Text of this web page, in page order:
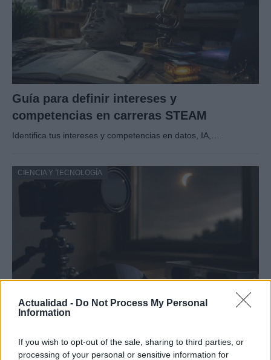
Actualidad - Do Not Process My Personal
Information
If you wish to opt-out of the sale, sharing to third parties, or
processing of your personal or sensitive information for
Guía para definir intereses y
competencias en carreras STEAM
Identifica tus intereses y competencias en datos, IA,…
CIENCIA Y TECNOLOGÍA
Protocolos de seguridad ocular y
consejos para fotografiar eclipses solares
Un eclipse solar es un espectáculo natural que…